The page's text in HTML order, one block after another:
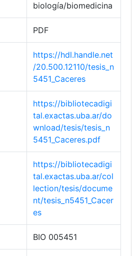
biología/biomedicina
PDF
https://hdl.handle.net
/20.500.12110/tesis_n
5451_Caceres
https://bibliotecadigi
tal.exactas.uba.ar/do
wnload/tesis/tesis_n
5451_Caceres.pdf
https://bibliotecadigi
tal.exactas.uba.ar/col
lection/tesis/docume
nt/tesis_n5451_Cacer
es
BIO 005451